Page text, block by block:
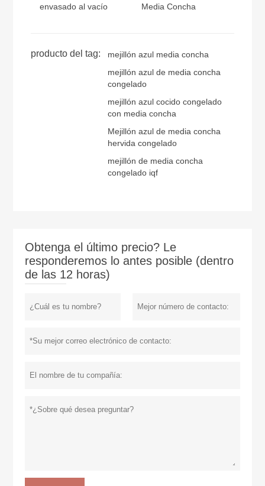
envasado al vacío
Media Concha
producto del tag:
mejillón azul media concha
mejillón azul de media concha
congelado
mejillón azul cocido congelado
con media concha
Mejillón azul de media concha
hervida congelado
mejillón de media concha
congelado iqf
Obtenga el último precio? Le
responderemos lo antes posible (dentro
de las 12 horas)